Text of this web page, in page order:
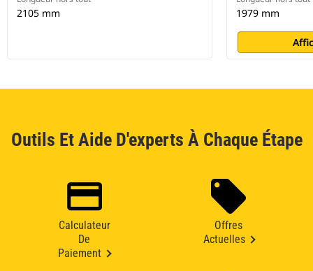
2105 mm 1979 mm
Outils Et Aide D'experts À Chaque Étape
Calculateur
De
Paiement
Offres
Actuelles